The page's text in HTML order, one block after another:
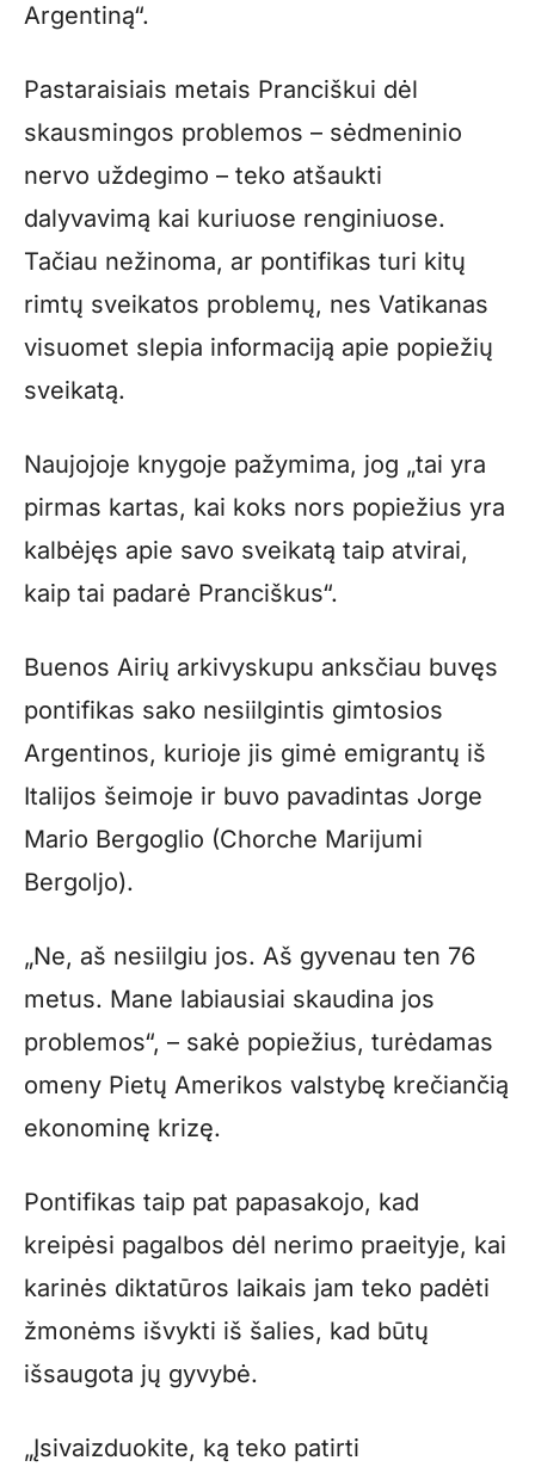
Argentiną“.
Pastaraisiais metais Pranciškui dėl
skausmingos problemos – sėdmeninio
nervo uždegimo – teko atšaukti
dalyvavimą kai kuriuose renginiuose.
Tačiau nežinoma, ar pontifikas turi kitų
rimtų sveikatos problemų, nes Vatikanas
visuomet slepia informaciją apie popiežių
sveikatą.
Naujojoje knygoje pažymima, jog „tai yra
pirmas kartas, kai koks nors popiežius yra
kalbėjęs apie savo sveikatą taip atvirai,
kaip tai padarė Pranciškus“.
Buenos Airių arkivyskupu anksčiau buvęs
pontifikas sako nesiilgintis gimtosios
Argentinos, kurioje jis gimė emigrantų iš
Italijos šeimoje ir buvo pavadintas Jorge
Mario Bergoglio (Chorche Marijumi
Bergoljo).
„Ne, aš nesiilgiu jos. Aš gyvenau ten 76
metus. Mane labiausiai skaudina jos
problemos“, – sakė popiežius, turėdamas
omeny Pietų Amerikos valstybę krečiančią
ekonominę krizę.
Pontifikas taip pat papasakojo, kad
kreipėsi pagalbos dėl nerimo praeityje, kai
karinės diktatūros laikais jam teko padėti
žmonėms išvykti iš šalies, kad būtų
išsaugota jų gyvybė.
„Įsivaizduokite, ką teko patirti